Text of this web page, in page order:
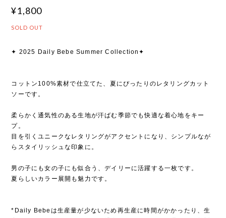
¥1,800
SOLD OUT
✦ 2025 Daily Bebe Summer Collection✦
コットン100%素材で仕立てた、夏にぴったりのレタリングカット
ソーです。
柔らかく通気性のある生地が汗ばむ季節でも快適な着心地をキー
プ。
目を引くユニークなレタリングがアクセントになり、シンプルなが
らスタイリッシュな印象に。
男の子にも女の子にも似合う、デイリーに活躍する一枚です。
夏らしいカラー展開も魅力です。
*Daily Bebeは生産量が少ないため再生産に時間がかかったり、生